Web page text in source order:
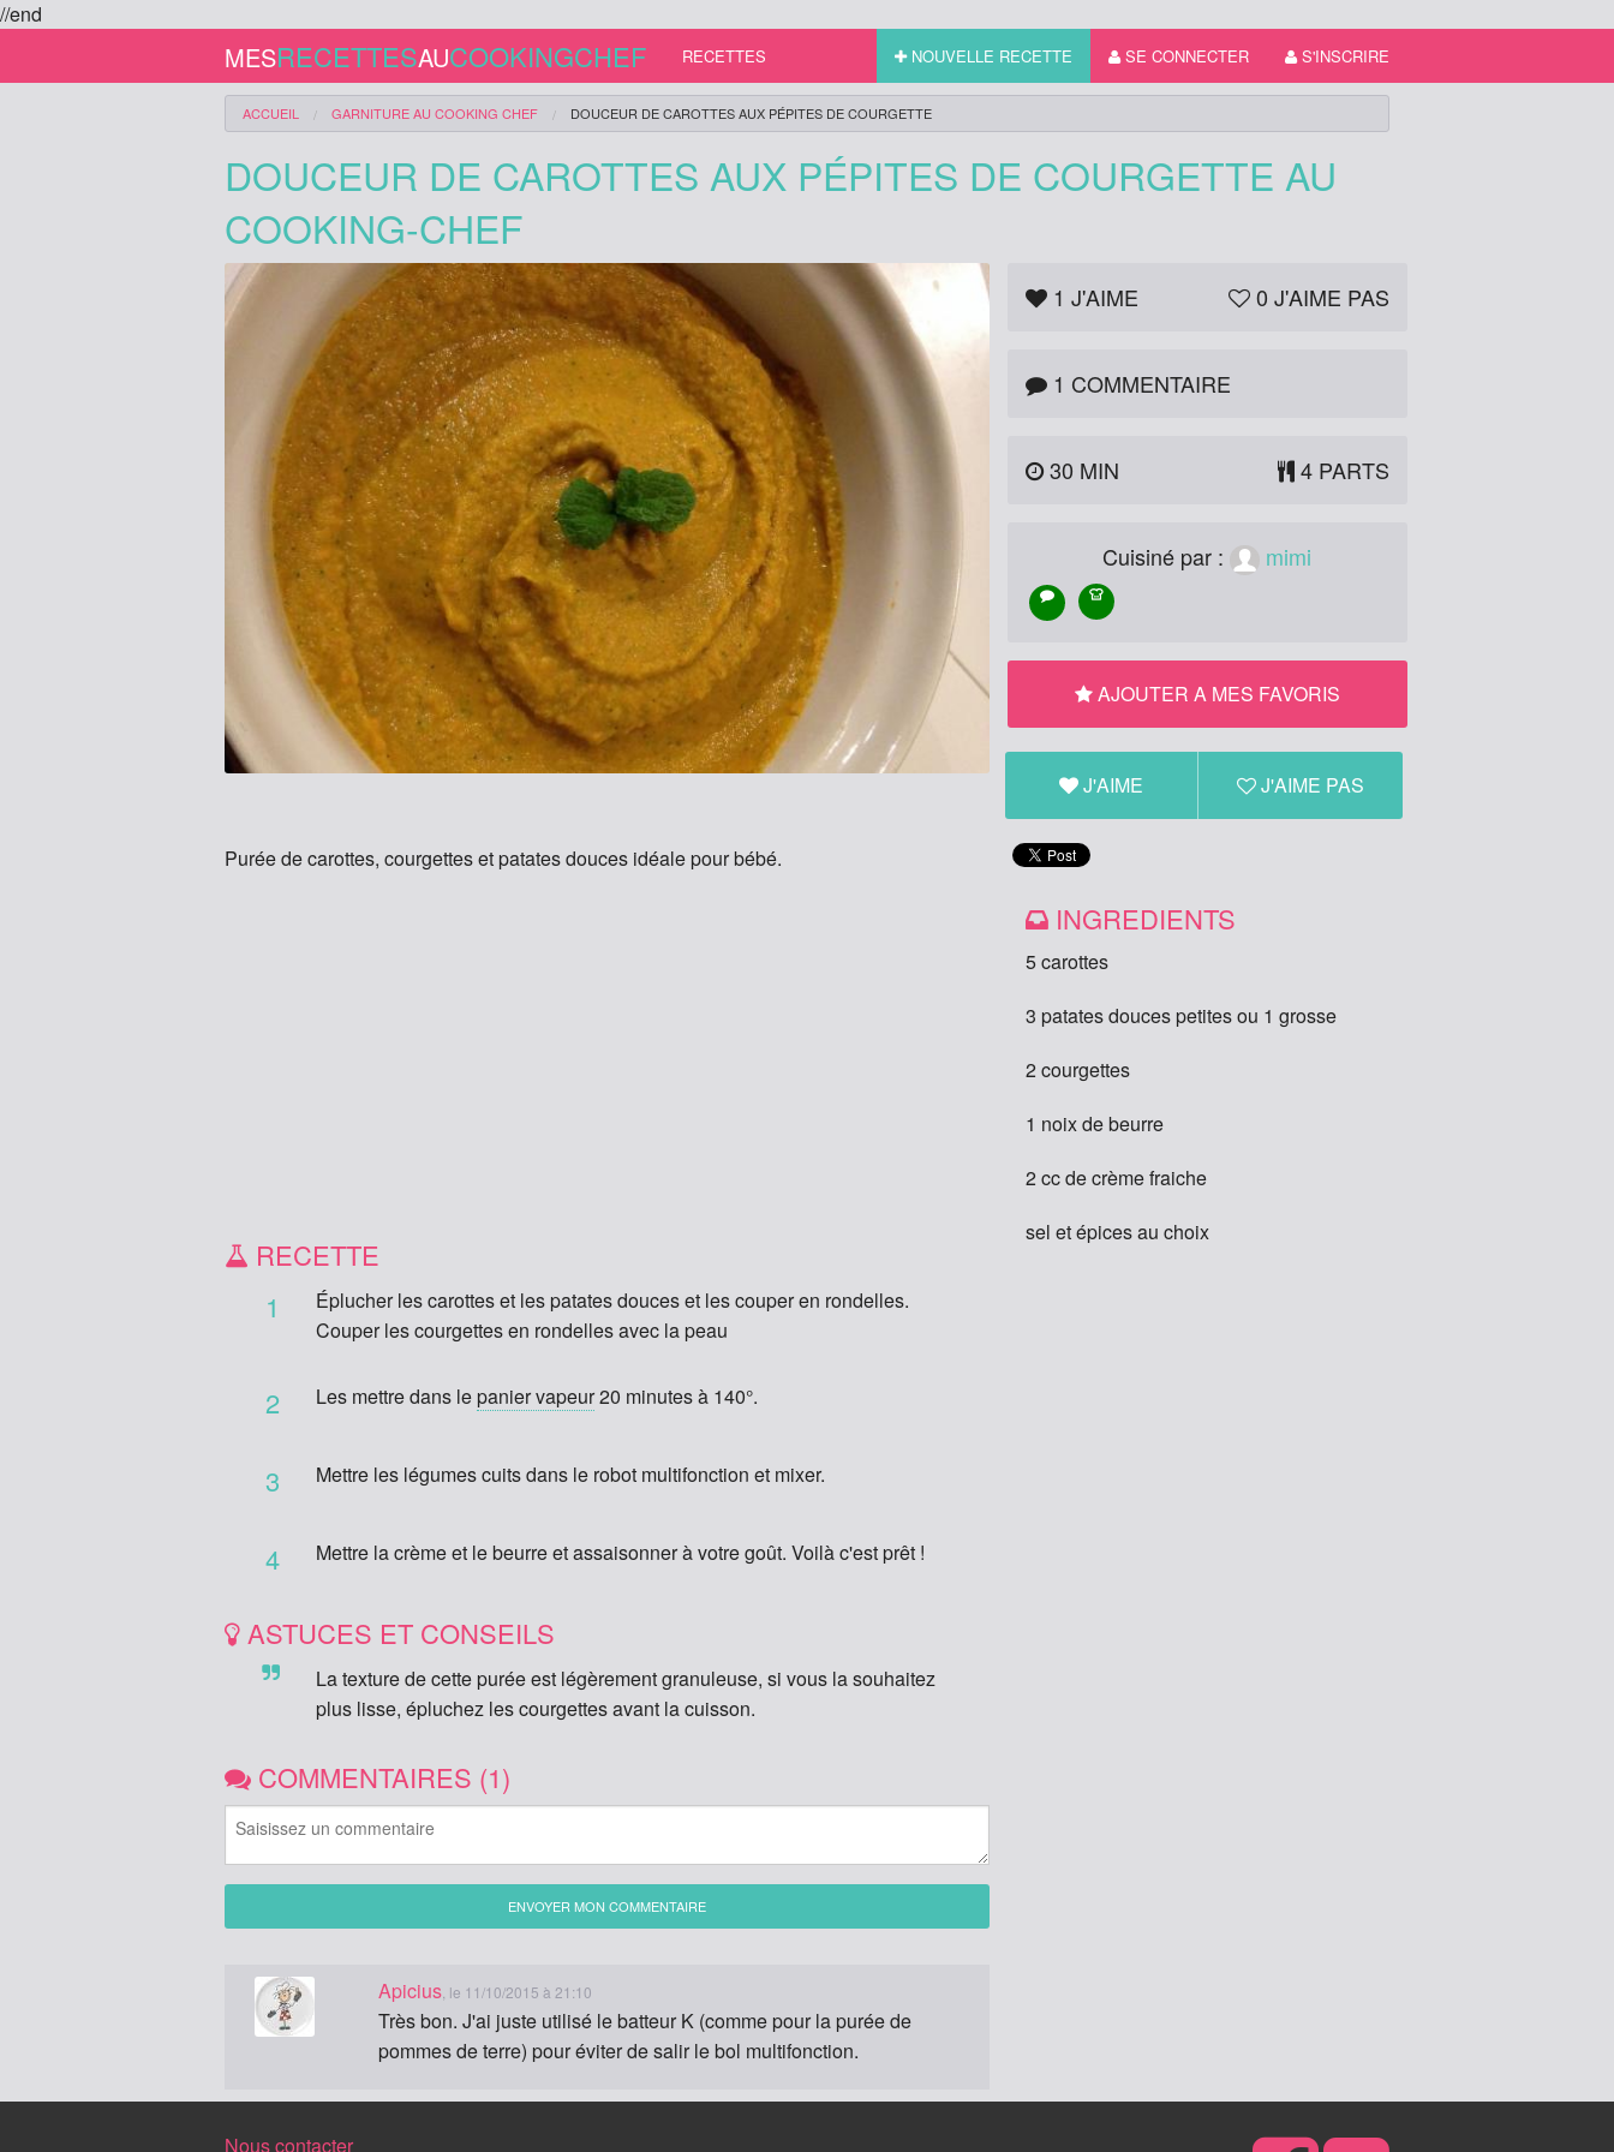
//end
MESRECETTESAUCOOKINGCHEF NOUVELLE RECETTE SE CONNECTER S'INSCRIRE
RECETTES
ACCUEIL GARNITUREAU COOKING CHEF DOUCEUR DE CAROTTES AUX PÉPITES DE COURGETTE
DOUCEUR DE CAROTTES AUX PÉPITES DE COURGETTE AU
COOKING-CHEF
1 J'AIME 0 J'AIME PAS
1 COMMENTAIRE
30 MIN 4 PARTS
Cuisiné par : mimi
AJOUTER A MES FAVORIS
J'AIME J'AIME PAS
Purée de carottes, courgettes et patates douces idéale pour bébé.
RECETTE
1
Éplucher les carottes et les patates douces et les couper en rondelles.
Couper les courgettes en rondelles avec la peau
2 Les mettre dans lepanier vapeur20 minutes à 140°.
3 Mettre les légumes cuits dans le robot multifonction et mixer.
4 Mettre la crème et le beurre et assaisonner à votre goût. Voilà c'est prêt !
ASTUCES ET CONSEILS
La texture de cette purée est légèrement granuleuse, si vous la souhaitez
plus lisse, épluchez les courgettes avant la cuisson.
COMMENTAIRES (1)
ENVOYER MON COMMENTAIRE
Apicius, le 11/10/2015 à 21:10
Très bon. J'ai juste utilisé le batteur K (comme pour la purée de
pommes de terre) pour éviter de salir le bol multifonction.
INGREDIENTS
5 carottes
3 patates douces petites ou 1 grosse
2 courgettes
1 noix de beurre
2 cc de crème fraiche
sel et épices au choix
Nous contacter